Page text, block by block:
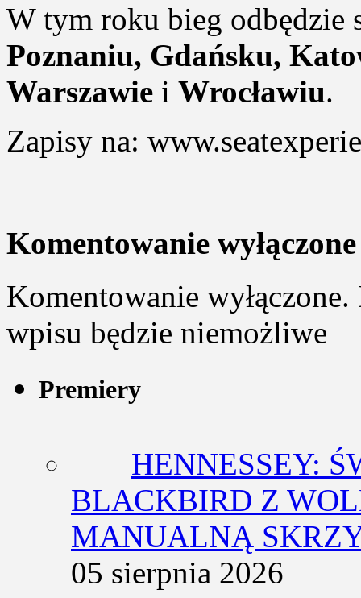
W tym roku bieg odbędzie
Poznaniu, Gdańsku,
Warszawie i Wrocławiu.
Zapisy na:
Komentowanie wyłączone
Komentowanie
wpisu będzie niemożliwe
Premiery
HENNESSEY:
BLACKBIRD Z
MANUALNĄ
05 sierpnia 2026